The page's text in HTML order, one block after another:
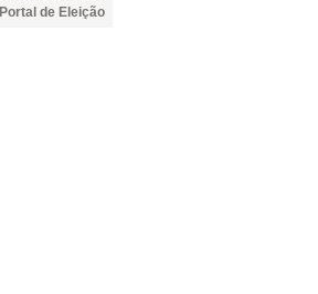
Portal de Eleição